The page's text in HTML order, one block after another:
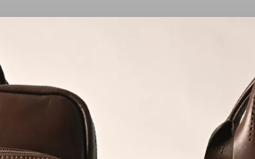
en cuir pleine fleur de Castelijn &
toscane, dans le respect de l’artisanat
est teint à la main, ce qui souligne les
collection Rien son caractère riche. Pour
de cuir épais au tannage végétal ont été